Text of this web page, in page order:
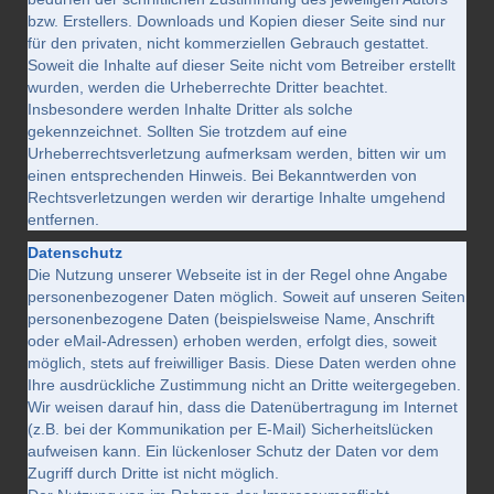
bzw. Erstellers. Downloads und Kopien dieser Seite sind nur
für den privaten, nicht kommerziellen Gebrauch gestattet.
Soweit die Inhalte auf dieser Seite nicht vom Betreiber erstellt
wurden, werden die Urheberrechte Dritter beachtet.
Insbesondere werden Inhalte Dritter als solche
gekennzeichnet. Sollten Sie trotzdem auf eine
Urheberrechtsverletzung aufmerksam werden, bitten wir um
einen entsprechenden Hinweis. Bei Bekanntwerden von
Rechtsverletzungen werden wir derartige Inhalte umgehend
entfernen.
Datenschutz
Die Nutzung unserer Webseite ist in der Regel ohne Angabe
personenbezogener Daten möglich. Soweit auf unseren Seiten
personenbezogene Daten (beispielsweise Name, Anschrift
oder eMail-Adressen) erhoben werden, erfolgt dies, soweit
möglich, stets auf freiwilliger Basis. Diese Daten werden ohne
Ihre ausdrückliche Zustimmung nicht an Dritte weitergegeben.
Wir weisen darauf hin, dass die Datenübertragung im Internet
(z.B. bei der Kommunikation per E-Mail) Sicherheitslücken
aufweisen kann. Ein lückenloser Schutz der Daten vor dem
Zugriff durch Dritte ist nicht möglich.